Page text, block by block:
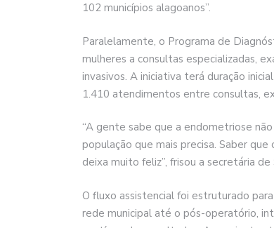
102 municípios alagoanos”.
Paralelamente, o Programa de
mulheres a consultas especializadas,
invasivos. A iniciativa terá duração
1.410 atendimentos entre consultas,
“A gente sabe que a endometriose
população que mais precisa. Saber
deixa muito feliz”, frisou a secretária
O fluxo assistencial foi estruturado
rede municipal até o pós-operatório,